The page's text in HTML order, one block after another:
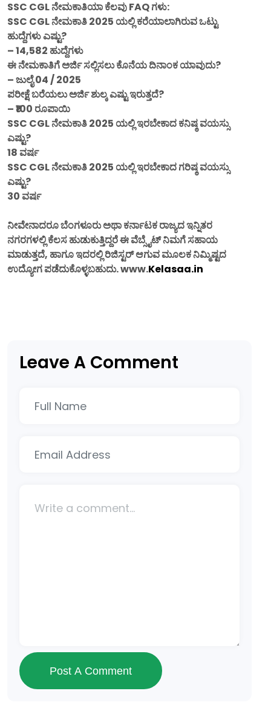
SSC CGL ನೇಮಕಾತಿಯಾ ಕೆಲವು FAQ ಗಳು:
SSC CGL ನೇಮಕಾತಿ 2025 ಯಲ್ಲಿ ಕರೆಯಾಲಾಗಿರುವ ಒಟ್ಟು
ಹುದ್ದೆಗಳು ಎಷ್ಟು?
– 14,582 ಹುದ್ದೆಗಳು
ಈ ನೇಮಕಾತಿಗೆ ಅರ್ಜಿ ಸಲ್ಲಿಸಲು ಕೊನೆಯ ದಿನಾಂಕ ಯಾವುದು?
– ಜುಲೈ 04 / 2025
ಪರೀಕ್ಷೆ ಬರೆಯಲು ಅರ್ಜಿ ಶುಲ್ಕ ಎಷ್ಟು ಇರುತ್ತದೆ?
– ₹100 ರೂಪಾಯಿ
SSC CGL ನೇಮಕಾತಿ 2025 ಯಲ್ಲಿ ಇರಬೇಕಾದ ಕನಿಷ್ಠ ವಯಸ್ಸು
ಎಷ್ಟು?
18 ವರ್ಷ
SSC CGL ನೇಮಕಾತಿ 2025 ಯಲ್ಲಿ ಇರಬೇಕಾದ ಗರಿಷ್ಠ ವಯಸ್ಸು
ಎಷ್ಟು?
30 ವರ್ಷ
ನೀವೇನಾದರೂ ಬೆಂಗಳೂರು ಅಥಾ ಕರ್ನಾಟಕ ರಾಜ್ಯದ ಇನ್ನಿತರ
ನಗರಗಳಲ್ಲಿ ಕೆಲಸ ಹುಡುಕುತ್ತಿದ್ದರೆ ಈ ವೆಬ್ಸೈಟ್ ನಿಮಗೆ ಸಹಾಯ
ಮಾಡುತ್ತದೆ, ಹಾಗೂ ಇದರಲ್ಲಿ ರಿಜಿಸ್ಟರ್ ಆಗುವ ಮೂಲಕ ನಿಮ್ಮಿಷ್ಟದ
ಉದ್ಯೋಗ ಪಡೆದುಕೊಳ್ಳಬಹುದು. www.Kelasaa.in
Leave A Comment
Post A Comment